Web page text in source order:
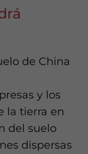
de China
y los
la tierra en
del suelo
dispersas